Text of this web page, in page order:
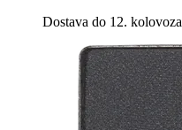
Dostava do 12. kolovoza